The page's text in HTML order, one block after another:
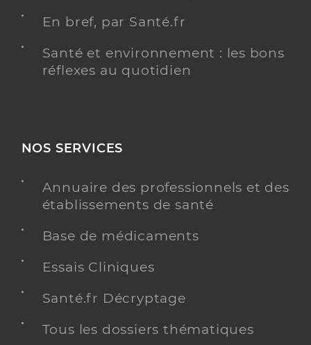
En bref, par Santé.fr
Santé et environnement : les bons
réflexes au quotidien
NOS SERVICES
Annuaire des professionnels et des
établissements de santé
Base de médicaments
Essais Cliniques
Santé.fr Décryptage
Tous les dossiers thématiques